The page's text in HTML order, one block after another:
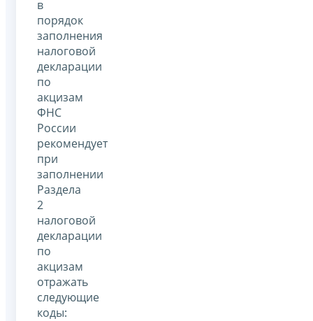
в
порядок
заполнения
налоговой
декларации
по
акцизам
ФНС
России
рекомендует
при
заполнении
Раздела
2
налоговой
декларации
по
акцизам
отражать
следующие
коды: